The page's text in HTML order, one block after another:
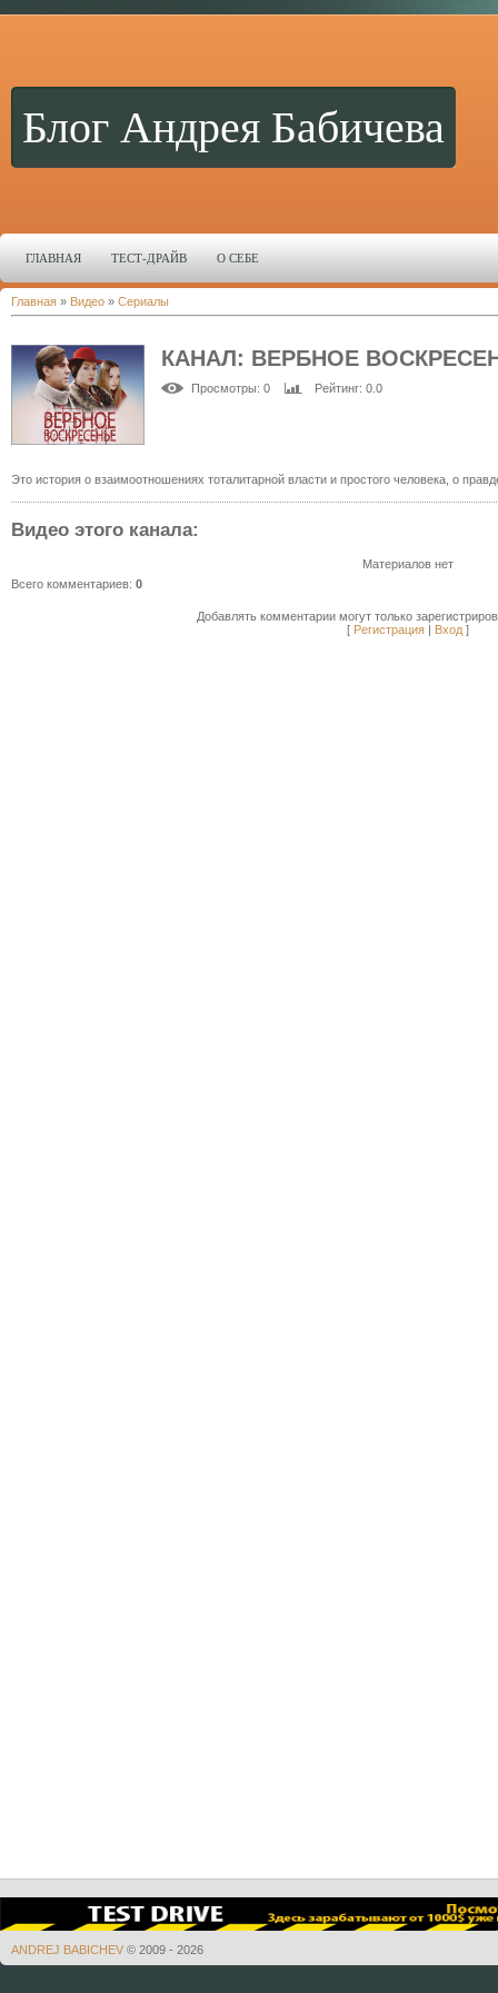
Блог Андрея Бабичева
ГЛАВНАЯ ТЕСТ-ДРАЙВ О СЕБЕ
Главная » Видео » Сериалы
КАНАЛ: ВЕРБНОЕ
Просмотры: 0 Рейтинг: 0.0
Это история о взаимоотношениях тоталитарной власти и простого человека, о
Видео этого канала:
Материалов нет
Всего комментариев: 0
Добавлять комментарии могут только
[ Регистрация | Вход ]
ANDREJ BABICHEV © 2009 - 2026